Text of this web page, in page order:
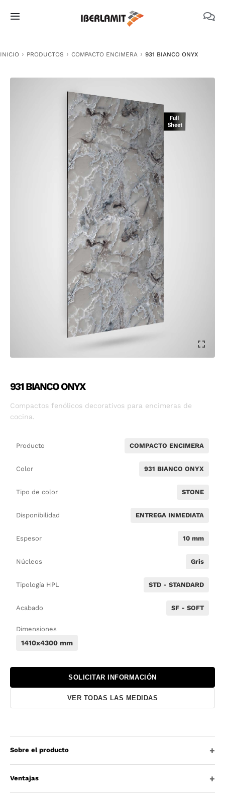
Toggle
NOSOTROS
DOCUMENTACIÓN TÉCNICA
MEDIO AMBIENTE
INICIO PRODUCTOS COMPACTO ENCIMERA 931 BIANCO ONYX
931 BIANCO ONYX
Compactos fenólicos decorativos para encimeras de
cocina.
Producto COMPACTO ENCIMERA
Color 931 BIANCO ONYX
Tipo de color STONE
Disponibilidad ENTREGA INMEDIATA
Espesor 10 mm
Núcleos Gris
Tipología HPL STD - STANDARD
Acabado SF - SOFT
Dimensiones
1410x4300 mm
SOLICITAR INFORMACIÓN
VER TODAS LAS MEDIDAS
Sobre el producto
Ventajas